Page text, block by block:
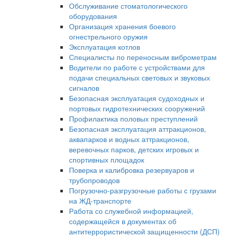
Обслуживание стоматологического
оборудования
Организация хранения боевого
огнестрельного оружия
Эксплуатация котлов
Специалисты по переносным виброметрам
Водители по работе с устройствами для
подачи специальных световых и звуковых
сигналов
Безопасная эксплуатация судоходных и
портовых гидротехнических сооружений
Профилактика половых преступлений
Безопасная эксплуатация аттракционов,
аквапарков и водных аттракционов,
веревочных парков, детских игровых и
спортивных площадок
Поверка и калибровка резервуаров и
трубопроводов
Погрузочно-разгрузочные работы с грузами
на ЖД-транспорте
Работа со служебной информацией,
содержащейся в документах об
антитеррористической защищенности (ДСП)